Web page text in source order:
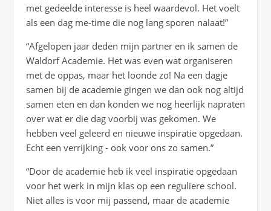
met gedeelde interesse is heel waardevol. Het voelt
als een dag me-time die nog lang sporen nalaat!”
“Afgelopen jaar deden mijn partner en ik samen de
Waldorf Academie. Het was even wat organiseren
met de oppas, maar het loonde zo! Na een dagje
samen bij de academie gingen we dan ook nog altijd
samen eten en dan konden we nog heerlijk napraten
over wat er die dag voorbij was gekomen. We
hebben veel geleerd en nieuwe inspiratie opgedaan.
Echt een verrijking - ook voor ons zo samen.”
“Door de academie heb ik veel inspiratie opgedaan
voor het werk in mijn klas op een reguliere school.
Niet alles is voor mij passend, maar de academie